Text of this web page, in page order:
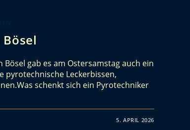
gab es am Ostersamstag auch ein
pyrotechnische Leckerbissen,
schenkt sich ein Pyrotechniker
5. APRIL 2026